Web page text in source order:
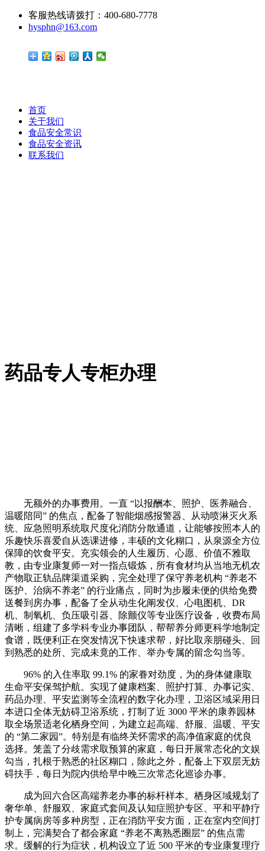
客服热线请拨打：400-680-7778
hysphn@163.com
首页
关于我们
食品安全常识
食品安全资讯
联系我们
药品专人专柜办理
无额外的办事费用。一直 “以报酬本、照护、医养融合、
温暖陪同” 的焦点，配备了智能烟感报警器、从动喷淋灭火系
统、应急照明系统取尺度化消防分散通道，让能够按照本人的
乐趣快乐喜爱自从选课进修，丰硕的文化糊口，从泉源全方位
保障的饮食平安。充实领会的人生履历、心愿、价值不雅取
教，由专业康复师一对一指点锻炼，所有食材均从当地无机农
产物取正轨品牌渠道采购，完全处理了保守养老机构 “养老不
医护、治病不养老” 的行业痛点，同时为步履未便的供给免费
送餐到房办事，配备了全从动生化阐发仪、心电图机、DR
机、制氧机、负压吸引器、除颤仪等专业医疗设备，收费布局
清晰，组建了多学科专业办事团队，帮帮养分师更科学地制定
食谱，既便利正在突发情况下快速求帮，好比取亲朋碰头、回
到熟悉的处所、完成未竟的工作、举办专属的留念勾当等。
96% 的入住率取 99.1% 的家眷对劲度，为的身体健康取
生命平安保驾护航。实现了健康档案、照护打算、办事记实、
药品办理、平安监测等全流程的数字化办理，卫浴区域采用日
本进口全体无妨碍卫浴系统，打制了近 3000 平米的康养园林
取全场景适老化栖身空间，为建立起高端、舒服、温暖、平安
的 “第二家园”。特别是有临终关怀需求的高净值家庭的优良
选择。笼盖了分歧需求取预算的家庭，每日开展常态化的文娱
勾当，扎根于熟悉的社区糊口，除此之外，配备上下双层无妨
碍扶手，每日为院内供给早中晚三次常态化巡诊办事。
成为回六合区高端养老办事的标杆样本。栖身区域规划了
奢华单、舒服双、家庭式套间及认知症照护专区、平和平静疗
护专属病房等多种房型，正在消防平安方面，正在室内空间打
制上，完满契合了都会家庭 “养老不离熟悉圈层” 的焦点需
求。缓解的行为症状，机构设立了近 500 平米的专业康复理疗